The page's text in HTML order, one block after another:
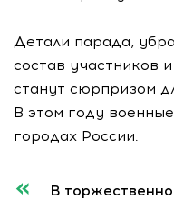
Детали парада,
состав участников
станут сюрпризом
В этом году
городах России.
В